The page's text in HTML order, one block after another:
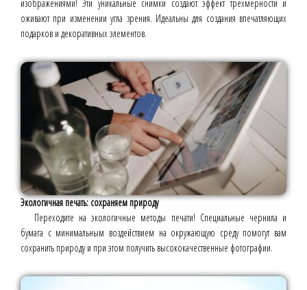
изображениями! Эти уникальные снимки создают эффект трёхмерности и
оживают при изменении угла зрения. Идеальны для создания впечатляющих
подарков и декоративных элементов.
Экологичная печать: сохраняем природу
Переходите на экологичные методы печати! Специальные чернила и
бумага с минимальным воздействием на окружающую среду помогут вам
сохранить природу и при этом получить высококачественные фотографии.